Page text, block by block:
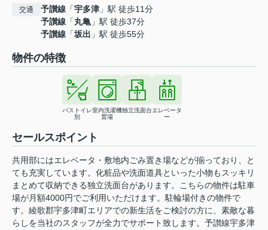
交通 予讃線 「宇多津 」駅 徒歩11分
予讃線 「丸亀」駅 徒歩37分
予讃線 「坂出 」駅 徒歩55分
物件の特徴
バストイレ
別
室内洗濯機
置場
独立洗面台エレベータ
ー
セールスポイント
共用部にはエレベータ・敷地内ごみ置き場などが揃っており、と
ても充実しています。化粧品や洗面道具といった小物もスッキリ
まとめて収納できる独立洗面台があります。こちらの物件は駐車
場が月額4000円でご利用いただけます。駐輪場付きの物件で
す。綾歌郡宇多津町エリアでの新生活をご検討の方に、素敵な暮
らしを当社のスタッフが全力でサポート致します。予讃線宇多津